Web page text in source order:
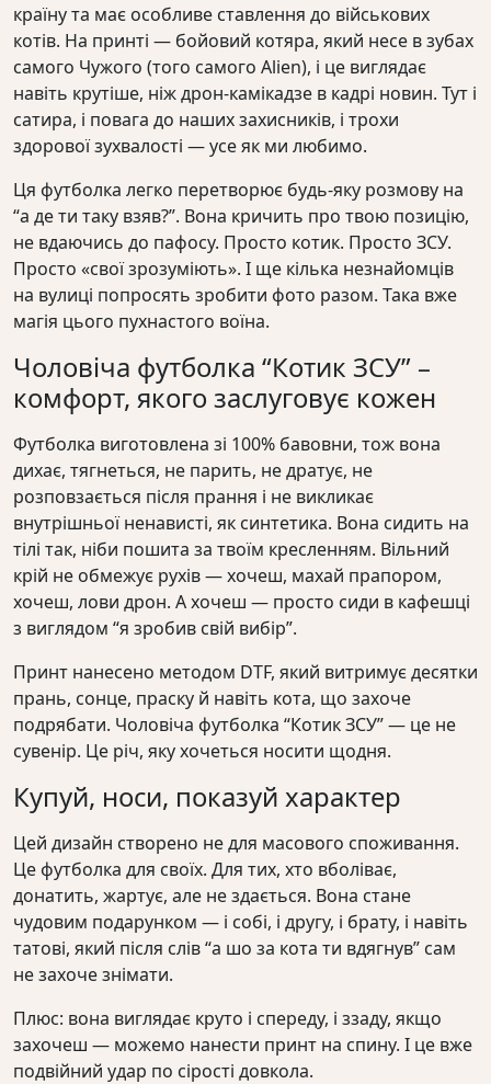
країну та має особливе ставлення до військових
котів. На принті — бойовий котяра, який несе в зубах
самого Чужого (того самого Alien), і це виглядає
навіть крутіше, ніж дрон-камікадзе в кадрі новин. Тут і
сатира, і повага до наших захисників, і трохи
здорової зухвалості — усе як ми любимо.
Ця футболка легко перетворює будь-яку розмову на
“а де ти таку взяв?”. Вона кричить про твою позицію,
не вдаючись до пафосу. Просто котик. Просто ЗСУ.
Просто «свої зрозуміють». І ще кілька незнайомців
на вулиці попросять зробити фото разом. Така вже
магія цього пухнастого воїна.
Чоловіча футболка “Котик ЗСУ” –
комфорт, якого заслуговує кожен
Футболка виготовлена зі 100% бавовни, тож вона
дихає, тягнеться, не парить, не дратує, не
розповзається після прання і не викликає
внутрішньої ненависті, як синтетика. Вона сидить на
тілі так, ніби пошита за твоїм кресленням. Вільний
крій не обмежує рухів — хочеш, махай прапором,
хочеш, лови дрон. А хочеш — просто сиди в кафешці
з виглядом “я зробив свій вибір”.
Принт нанесено методом DTF, який витримує десятки
прань, сонце, праску й навіть кота, що захоче
подрябати. Чоловіча футболка “Котик ЗСУ” — це не
сувенір. Це річ, яку хочеться носити щодня.
Купуй, носи, показуй характер
Цей дизайн створено не для масового споживання.
Це футболка для своїх. Для тих, хто вболіває,
донатить, жартує, але не здається. Вона стане
чудовим подарунком — і собі, і другу, і брату, і навіть
татові, який після слів “а шо за кота ти вдягнув” сам
не захоче знімати.
Плюс: вона виглядає круто і спереду, і ззаду, якщо
захочеш — можемо нанести принт на спину. І це вже
подвійний удар по сірості довкола.